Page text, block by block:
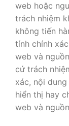
web hoặc
trách nhiệm
không tiến
tính chính
web và
cứ trách
xác, nội
hiển thị hay
web và